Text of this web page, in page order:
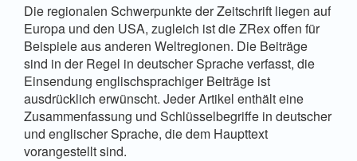
Die regionalen Schwerpunkte der Zeitschrift liegen auf
Europa und den USA, zugleich ist die ZRex offen für
Beispiele aus anderen Weltregionen. Die Beiträge
sind in der Regel in deutscher Sprache verfasst, die
Einsendung englischsprachiger Beiträge ist
ausdrücklich erwünscht. Jeder Artikel enthält eine
Zusammenfassung und Schlüsselbegriffe in deutscher
und englischer Sprache, die dem Haupttext
vorangestellt sind.